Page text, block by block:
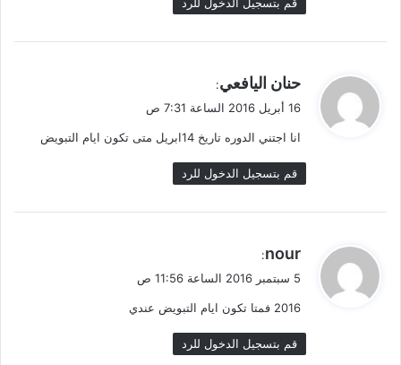
قم بتسجيل الدخول للرد
ي
ق
ل
حنان اليافعي:
16 أبريل 2016 الساعة 7:31 ص
انا اجتني الدوره تاريخ 14ابريل متى تكون ايام التبويض
قم بتسجيل الدخول للرد
ي
ق
ل
nour
:
5 سبتمبر 2016 الساعة 11:56 ص
2016 فمتا تكون ايام التبويض عندي
قم بتسجيل الدخول للرد